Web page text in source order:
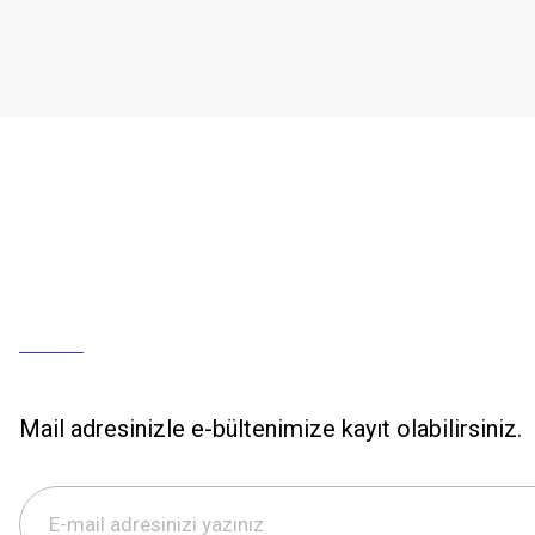
Mail adresinizle e-bültenimize kayıt olabilirsiniz.